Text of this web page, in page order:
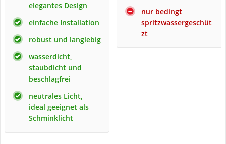
elegantes Design
einfache Installation
robust und langlebig
wasserdicht,
staubdicht und
beschlagfrei
neutrales Licht,
ideal geeignet als
Schminklicht
nur bedingt
spritzwassergeschüt
zt